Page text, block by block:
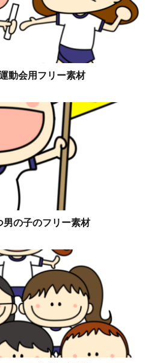
動会用フリー素材
の子のフリー素材